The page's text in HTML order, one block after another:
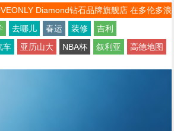
Diamond钻石品牌旗舰店 在多伦多
去哪儿 春运 装修
吉利
车 亚历山大 NBA杯 叙利亚 高德地图